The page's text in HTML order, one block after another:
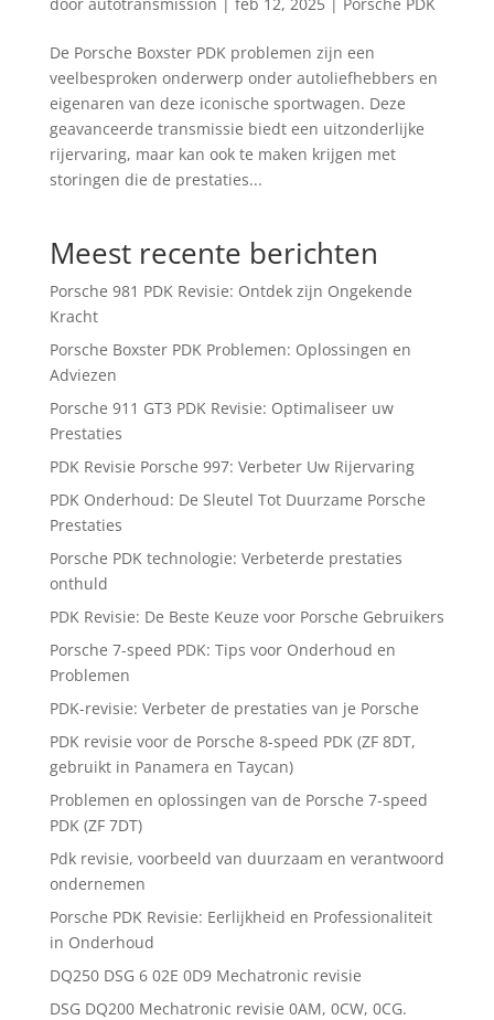
De Porsche Boxster PDK problemen zijn een
veelbesproken onderwerp onder autoliefhebbers en
eigenaren van deze iconische sportwagen. Deze
geavanceerde transmissie biedt een uitzonderlijke
rijervaring, maar kan ook te maken krijgen met
storingen die de prestaties...
Meest recente berichten
Porsche 981 PDK Revisie: Ontdek zijn Ongekende
Kracht
Porsche Boxster PDK Problemen: Oplossingen en
Adviezen
Porsche 911 GT3 PDK Revisie: Optimaliseer uw
Prestaties
PDK Revisie Porsche 997: Verbeter Uw Rijervaring
PDK Onderhoud: De Sleutel Tot Duurzame Porsche
Prestaties
Porsche PDK technologie: Verbeterde prestaties
onthuld
PDK Revisie: De Beste Keuze voor Porsche Gebruikers
Porsche 7-speed PDK: Tips voor Onderhoud en
Problemen
PDK-revisie: Verbeter de prestaties van je Porsche
PDK revisie voor de Porsche 8-speed PDK (ZF 8DT,
gebruikt in Panamera en Taycan)
Problemen en oplossingen van de Porsche 7-speed
PDK (ZF 7DT)
Pdk revisie, voorbeeld van duurzaam en verantwoord
ondernemen
Porsche PDK Revisie: Eerlijkheid en Professionaliteit
in Onderhoud
DQ250 DSG 6 02E 0D9 Mechatronic revisie
DSG DQ200 Mechatronic revisie 0AM, 0CW, 0CG.